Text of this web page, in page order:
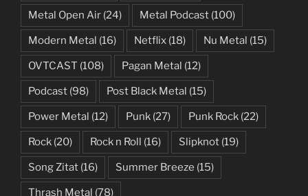
Metal Open Air (24) Metal Podcast (100)
Modern Metal (16) Netflix (18) Nu Metal (15)
OVTCAST (108) Pagan Metal (12)
Podcast (98) Post Black Metal (15)
Power Metal (12) Punk (27) Punk Rock (22)
Rock (20) Rock n Roll (16) Slipknot (19)
Song Zitat (16) Summer Breeze (15)
Thrash Metal (78)